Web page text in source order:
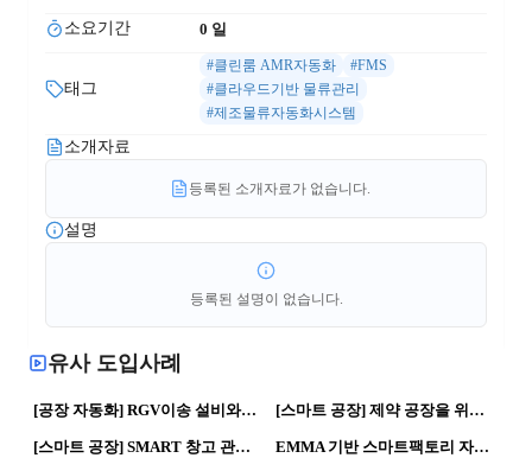
소요기간 0 일
태그
#클린룸 AMR자동화
#FMS
#클라우드기반 물류관리
#제조물류자동화시스템
소개자료
등록된 소개자료가 없습니다.
설명
등록된 설명이 없습니다.
유사 도입사례
32 0
[공장 자동화] RGV이송 설비와 MDPS System 설비로 구성된 맞춤 물류자동화 토탈 솔루션 영상 | 자율형 공장 · 스마트공장 [스마트 공장] 제약 공장을 위한 제조 실행 관리 시스템 (MES-X) | 제조혁신 · DX지원사업
129 0
[스마트 공장] SMART 창고 관리 (WMS-X) | 스마트공장 · DX지원사업
78 0
EMMA 기반 스마트팩토리 자동 물류 시스템